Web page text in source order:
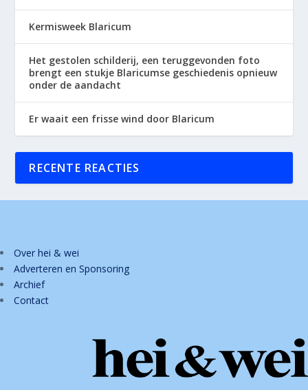
Kermisweek Blaricum
Het gestolen schilderij, een teruggevonden foto
brengt een stukje Blaricumse geschiedenis opnieuw
onder de aandacht
Er waait een frisse wind door Blaricum
RECENTE REACTIES
Over hei & wei
Adverteren en Sponsoring
Archief
Contact